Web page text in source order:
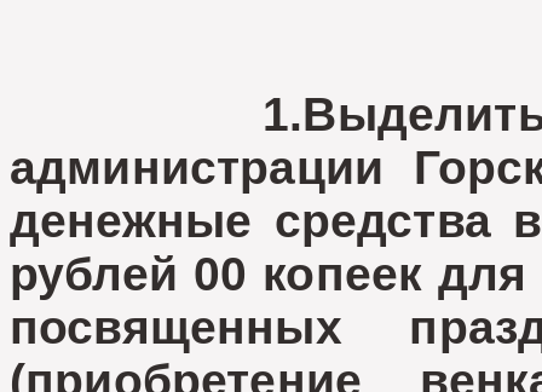
1.Выделить
администрации
денежные средства
рублей 00 копеек
посвященных
(приобретение